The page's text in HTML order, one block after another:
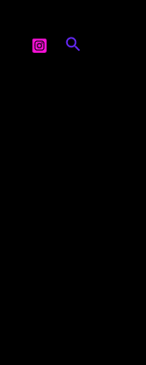
Suchen